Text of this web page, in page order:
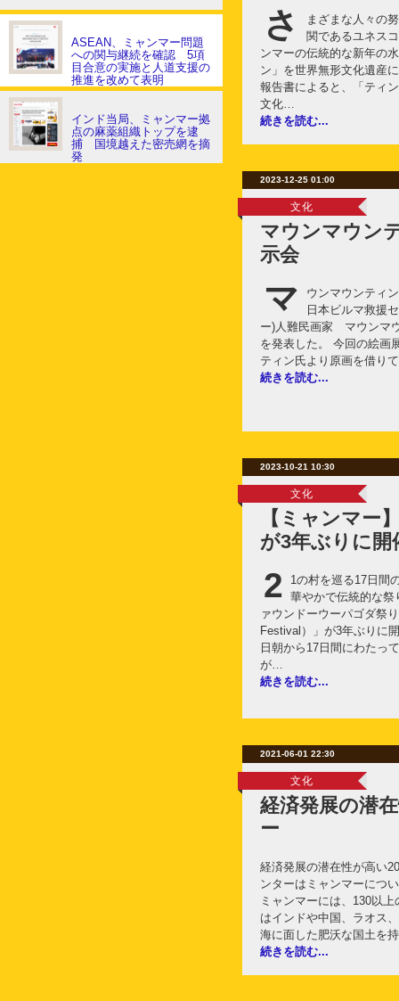
ASEAN、ミャンマー問題
への関与継続を確認 5項
目合意の実施と人道支援の
推進を改めて表明
インド当局、ミャンマー拠
点の麻薬組織トップを逮
捕 国境越えた密売網を摘
発
さ
まざまな人々の
関であるユネス
ンマーの伝統的な新年の
ン」を世界無形文化遺産
報告書によると、「ティ
文化…
続きを読む...
2023-12-25 01:00
文化
マウンマウン
示会
マ
ウンマウンティ
日本ビルマ救援
ー)人難民画家 マウンマ
を発表した。 今回の絵画
ティン氏より原画を借り
続きを読む...
2023-10-21 10:30
文化
【ミャンマー
が3年ぶりに開
2
1の村を巡る17日間
華やかで伝統的な祭
ァウンドーウーパゴダ祭
Festival）」が3年ぶりに
日朝から17日間にわたっ
が…
続きを読む...
2021-06-01 22:30
文化
経済発展の潜
ー
経済発展の潜在性が高い
ンターはミャンマーにつ
ミャンマーには、130以
はインドや中国、ラオス
海に面した肥沃な国土を
続きを読む...